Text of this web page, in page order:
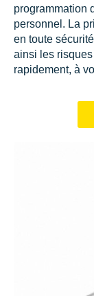
programmation
personnel. La
en toute
ainsi les
rapidement, à